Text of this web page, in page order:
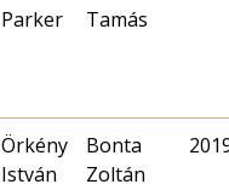
Parker
Tamás
Örkény
István
Bonta
Zoltán